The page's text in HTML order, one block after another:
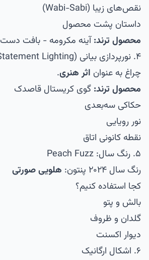
نقص‌های زیبا (Wabi-Sabi)
داستان پشت محصول
محصول ترند: آینه مکرومه - بافت دست
۴. نورپردازی بیانی (Statement Lighting)
چراغ به عنوان اثر هنری.
محصول ترند: گوی کریستال قاصدک
حکاکی سه‌بعدی
نور رویایی
نقطه کانونی اتاق
۵. رنگ سال: Peach Fuzz
رنگ سال ۲۰۲۴ پنتون:
هلویی صورتی
کجا استفاده کنیم؟
بالش و پتو
گلدان و ظروف
دیوار اکسنت
۶. اشکال ارگانیک